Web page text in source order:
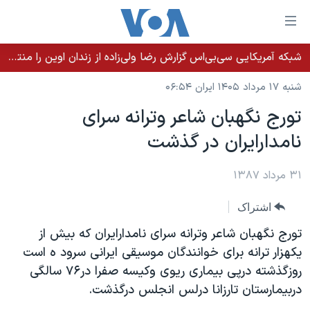
لینکهای
قابل
دسترسی
جهش
محتوای
اصلی
اصلی
جهش
به
جستجو
خانه
نسخه سبک وب‌سایت
موضوع ها
ایران
آمریکا
گزیده‌ها
ویژه برنامه‌ها
ویدیوها
برنامه های تلویزیونی
جدول برنامه ها
صفحه‌های ویژه
عملیات خشم حماسی
۲۵۰سالگی آمریکا
بایگانی برنامه‌های تلویزیونی
فرکانس‌های صدای آمریکا
پخش رادیویی
یادگیری زبان انگلیسی
شبکه آمریکایی سی‌بی‌‌اس گزارش رضا ولی‌زاده از زندان اوین را منتشر کرد؛ کامران حکمتی پیش از آغاز شیمی‌درمانی به زندان بازگردانده شد
شنبه ۱۷ مرداد ۱۴۰۵ ایران ۰۶:۵۴
تورج نگهبان شاعر وترانه سرای
نامدارایران در گذشت
۳۱ مرداد ۱۳۸۷
اشتراک
تورج نگهبان شاعر وترانه سرای نامدارایران که بیش از
یکهزار ترانه برای خوانندگان موسیقی ایرانی سرود ه است
روزگذشته درپی بیماری ریوی وکیسه صفرا در۷۶ سالگی
دربیمارستان تارزانا درلس انجلس درگذشت.